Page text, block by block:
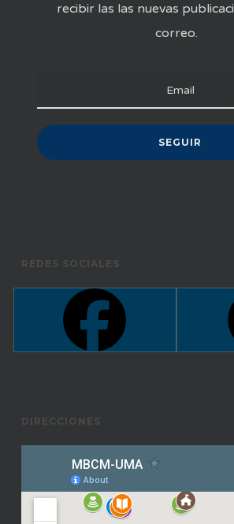
recibir las las nuevas
correo.
REDES SOCIALES
DIRECCIONES